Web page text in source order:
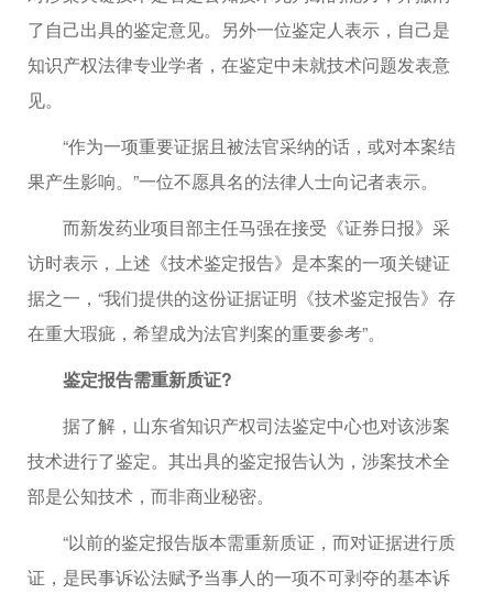
了自己出具的鉴定意见。另外一位鉴定人表示，自己是
知识产权法律专业学者，在鉴定中未就技术问题发表意
见。
“作为一项重要证据且被法官采纳的话，或对本案结
果产生影响。”一位不愿具名的法律人士向记者表示。
而新发药业项目部主任马强在接受《证券日报》采
访时表示，上述《技术鉴定报告》是本案的一项关键证
据之一，“我们提供的这份证据证明《技术鉴定报告》存
在重大瑕疵，希望成为法官判案的重要参考”。
鉴定报告需重新质证?
据了解，山东省知识产权司法鉴定中心也对该涉案
技术进行了鉴定。其出具的鉴定报告认为，涉案技术全
部是公知技术，而非商业秘密。
“以前的鉴定报告版本需重新质证，而对证据进行质
证，是民事诉讼法赋予当事人的一项不可剥夺的基本诉